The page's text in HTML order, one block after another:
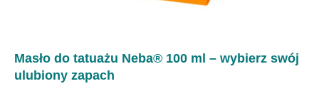
Masło do tatuażu Neba® 100 ml – wybierz swój
ulubiony zapach